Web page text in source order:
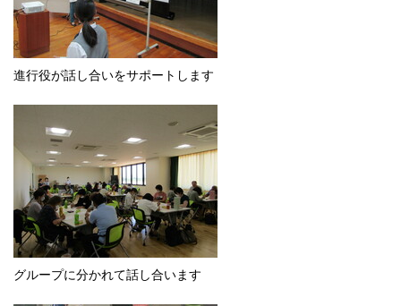
進行役が話し合いをサポートします
グループに分かれて話し合います